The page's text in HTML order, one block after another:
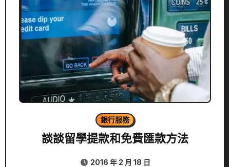
銀行服務
談談留學提款和免費匯款方法
2016 年 2 月 18 日